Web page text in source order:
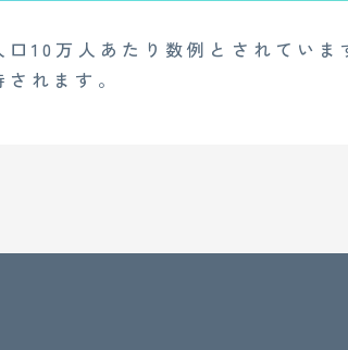
10万人あたり数例とされてい
れます。